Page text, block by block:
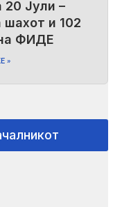
Јули –
и 102
ФИДЕ
»